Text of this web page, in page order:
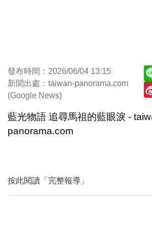
發布時間：2026/06/04 13:15
新聞出處：taiwan-panorama.com
(Google News)
藍光物語 追尋馬祖的藍眼淚 -
panorama.com
按此閱讀「完整報導」